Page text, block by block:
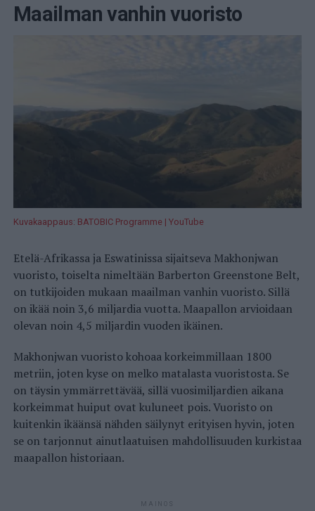
Maailman vanhin vuoristo
Kuvakaappaus: BATOBIC Programme | YouTube
Etelä-Afrikassa ja Eswatinissa sijaitseva Makhonjwan
vuoristo, toiselta nimeltään Barberton Greenstone Belt,
on tutkijoiden mukaan maailman vanhin vuoristo. Sillä
on ikää noin 3,6 miljardia vuotta. Maapallon arvioidaan
olevan noin 4,5 miljardin vuoden ikäinen.
Makhonjwan vuoristo kohoaa korkeimmillaan 1800
metriin, joten kyse on melko matalasta vuoristosta. Se
on täysin ymmärrettävää, sillä vuosimiljardien aikana
korkeimmat huiput ovat kuluneet pois. Vuoristo on
kuitenkin ikäänsä nähden säilynyt erityisen hyvin, joten
se on tarjonnut ainutlaatuisen mahdollisuuden kurkistaa
maapallon historiaan.
MAINOS